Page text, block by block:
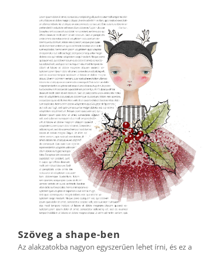
Szöveg a shape-ben
Az alakzatokba nagyon egyszerűen lehet írni, és ez a